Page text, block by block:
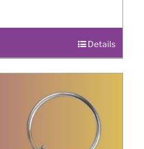
Details